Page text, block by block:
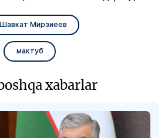
Шавкат Мирзиёев
мактуб
xabarlar